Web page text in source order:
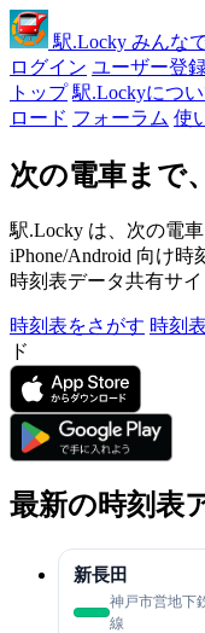
駅.Locky みんな
ログイン ユーザー登
トップ 駅.Lockyにつ
ロード フォーラム 使
次の電車まで
駅.Locky は、次の電
iPhone/Android 向け
時刻表データ共有サイ
時刻表をさがす 時刻
ド
最新の時刻表
新長田
神戸市営地下
線